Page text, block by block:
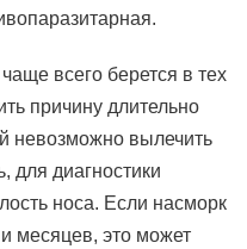
всего берется в тех
причину длительно
невозможно вылечить
для диагностики
носа. Если насморк
месяцев, это может